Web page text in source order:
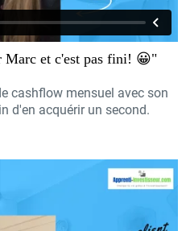
Marc et c'est pas fini! 😀"
cashflow mensuel avec son
d'en acquérir un second.